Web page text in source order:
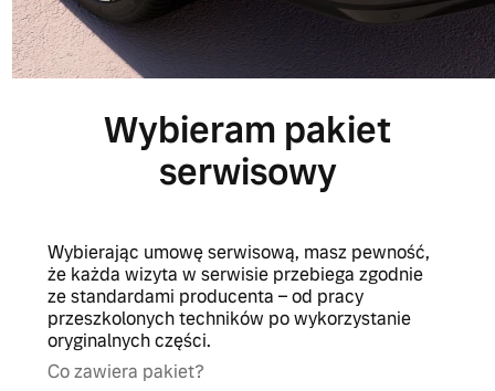
Wybieram pakiet
serwisowy
Wybierając umowę serwisową, masz pewność,
że każda wizyta w serwisie przebiega zgodnie
ze standardami producenta – od pracy
przeszkolonych techników po wykorzystanie
oryginalnych części.
Co zawiera pakiet?